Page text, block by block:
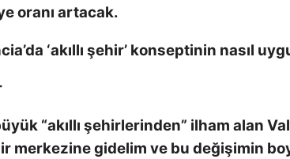
oranı artacak.
‘akıllı şehir’ konseptinin nasıl
“akıllı şehirlerinden” ilham alan
merkezine gidelim ve bu değişimin